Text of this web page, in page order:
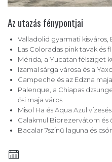
Az utazás fénypontjai
Valladolid gyarmati
Las Coloradas pink tavak és
Mérida, a Yucatan félsziget
Izamal sárga városa és a
Campeche és az Edzna
Palenque, a Chiapas
ősi maja város
Misol Ha és Aqua Azul
Calakmul Biorezervátom és
Bacalar 7színű laguna és